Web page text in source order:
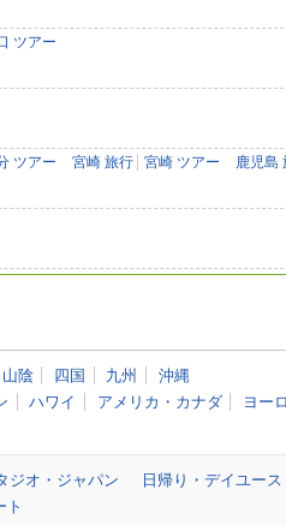
ツアー
ツアー 宮崎 旅行 宮崎 ツアー 鹿児島
陰 四国 九州
沖縄
ハワイ アメリカ・カナダ ヨー
ジオ・ジャパン 日帰り・デイユース
ト